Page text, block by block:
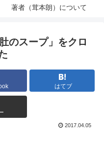
著者（茸本朗）について
のスープ」をクロ
はてブ
2017.04.05